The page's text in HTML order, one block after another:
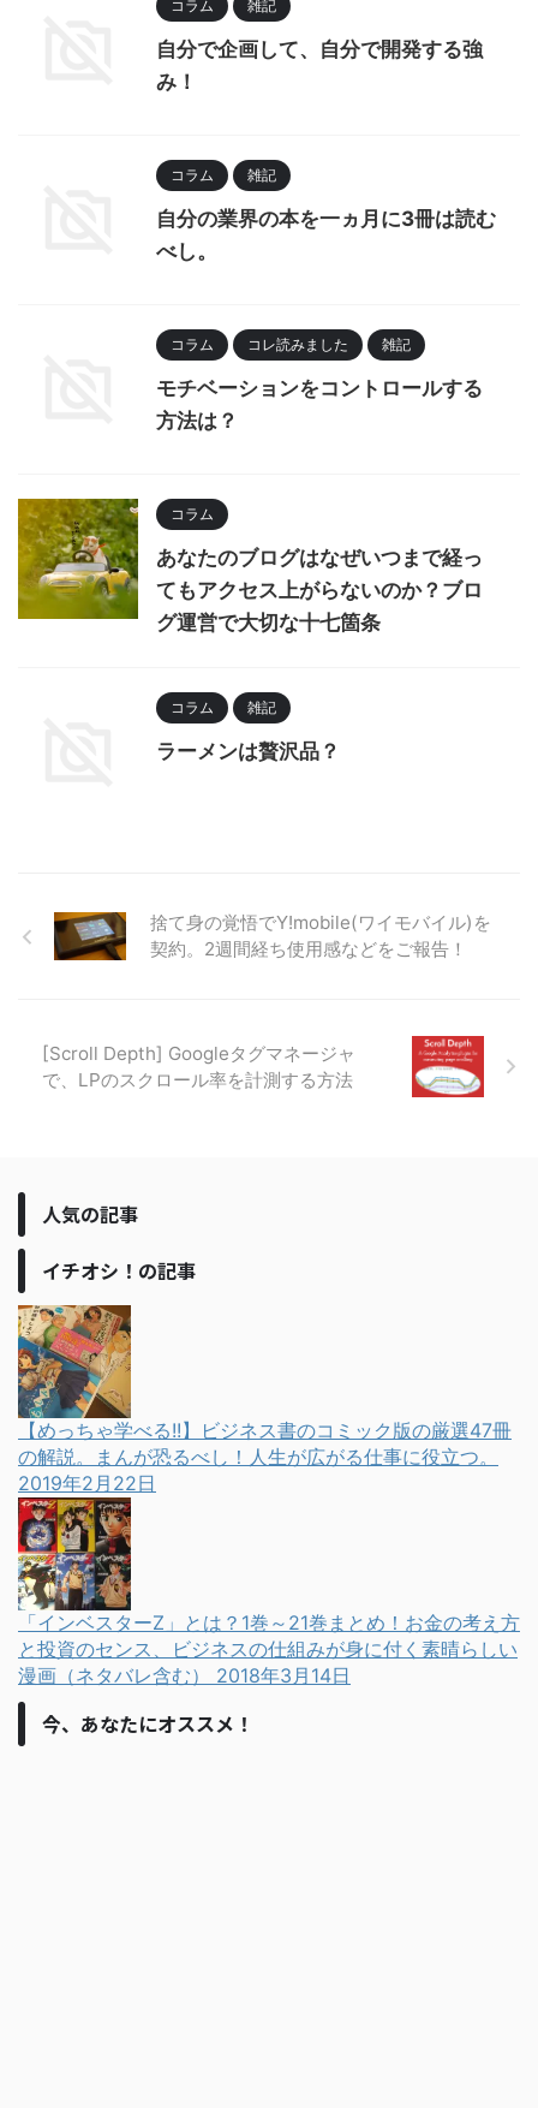
コラム 雑記
自分で企画して、自分で開発する強
み！
コラム 雑記
自分の業界の本を一ヵ月に3冊は読む
べし。
コラム コレ読みました 雑記
モチベーションをコントロールする
方法は？
コラム
あなたのブログはなぜいつまで経っ
てもアクセス上がらないのか？ブロ
グ運営で大切な十七箇条
コラム 雑記
ラーメンは贅沢品？
捨て身の覚悟でY!mobile(ワイモバイル)を
契約。2週間経ち使用感などをご報告！
[Scroll Depth] Googleタグマネージャ
で、LPのスクロール率を計測する方法
人気の記事
イチオシ！の記事
【めっちゃ学べる!!】ビジネス書のコミック版の厳選47冊
の解説。まんが恐るべし！人生が広がる仕事に役立つ。
2019年2月22日
「インベスターZ」とは？1巻～21巻まとめ！お金の考え方
と投資のセンス、ビジネスの仕組みが身に付く素晴らしい
漫画（ネタバレ含む） 2018年3月14日
今、あなたにオススメ！